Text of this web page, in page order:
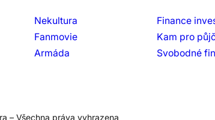
Nekultura
Fanmovie
Armáda
Finance
Kam pro
Svobodné
– Všechna práva vyhrazena